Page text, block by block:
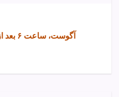
۱۲ آگوست، ساعت ۶ بعد از ظهر